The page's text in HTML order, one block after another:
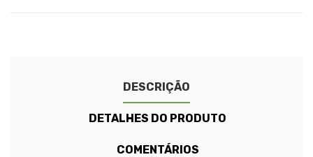
DESCRIÇÃO
DETALHES DO PRODUTO
COMENTÁRIOS